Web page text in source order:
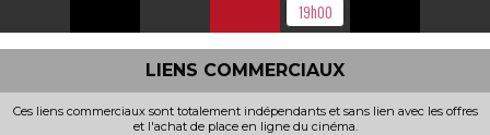
19h00
LIENS COMMERCIAUX
Ces liens commerciaux sont totalement indépendants et sans lien avec les offres
et l'achat de place en ligne du cinéma.